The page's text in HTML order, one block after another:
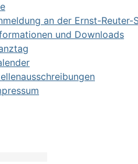
an der Ernst-Reuter-
und Downloads